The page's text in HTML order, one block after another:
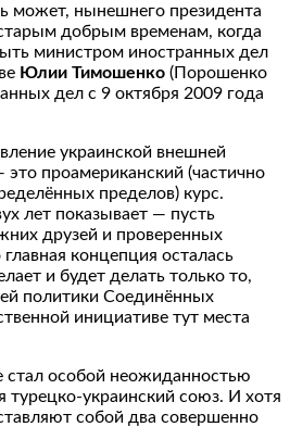
может, нынешнего президента
добрым временам, когда
министром иностранных дел
Юлии Тимошенко (Порошенко
дел с 9 октября 2009 года
украинской внешней
проамериканский (частично
пределов) курс.
лет показывает — пусть
друзей и проверенных
концепция осталась
и будет делать только то,
политики Соединённых
инициативе тут места
стал особой неожиданностью
турецко-украинский союз. И хотя
собой два совершенно